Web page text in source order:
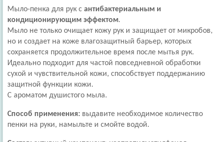
Мыло-пенка для рук с антибактериальным и
кондиционирующим эффектом.
Мыло не только очищает кожу рук и защищает от микробов,
но и создает на коже влагозащитный барьер, которых
сохраняется продолжительное время после мытья рук.
Идеально подходит для частой повседневной обработки
сухой и чувствительной кожи, способствует поддержанию
защитной функции кожи.
С ароматом душистого мыла.
Способ применения: выдавите необходимое количество
пенки на руки, намыльте и смойте водой.